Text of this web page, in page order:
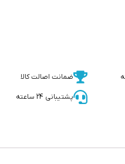
ضمانت اصالت کالا
پشتیبانی 24 ساعته